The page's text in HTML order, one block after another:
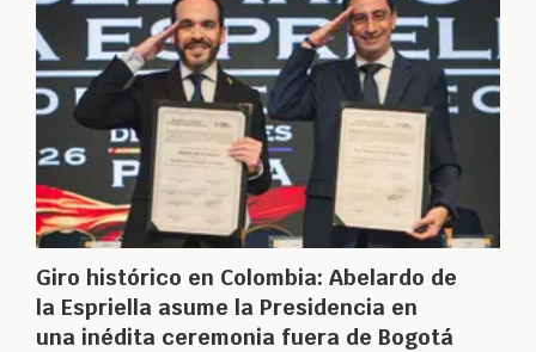
Giro histórico en Colombia: Abelardo de
la Espriella asume la Presidencia en
una inédita ceremonia fuera de Bogotá